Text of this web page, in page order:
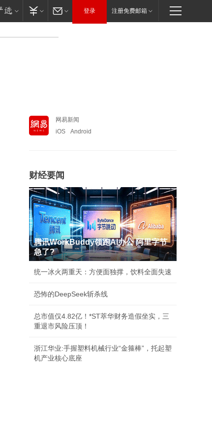
登录 注册免费邮箱
网易新闻
iOS
Android
财经要闻
腾讯WorkBuddy领跑AI办公 阿里字节
急了?
统一冰火两重天：方便面独撑，饮料全面失速
恐怖的DeepSeek斩杀线
总市值仅4.82亿！*ST萃华财务造假坐实，三
重退市风险压顶！
浙江华业:手握塑料机械行业“金箍棒”，托起塑
机产业核心底座